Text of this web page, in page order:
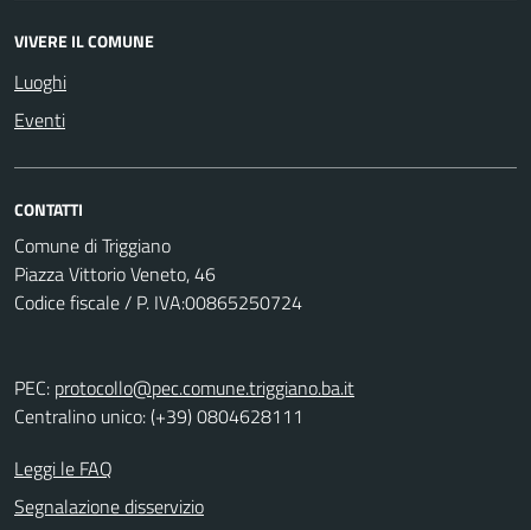
VIVERE IL COMUNE
Luoghi
Eventi
CONTATTI
Comune di Triggiano
Piazza Vittorio Veneto, 46
Codice fiscale / P. IVA:00865250724
PEC: protocollo@pec.comune.triggiano.ba.it
Centralino unico: (+39) 0804628111
Leggi le FAQ
Segnalazione disservizio